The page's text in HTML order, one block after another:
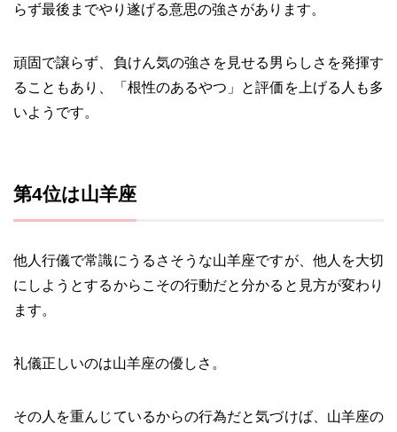
らず最後までやり遂げる意思の強さがあります。
頑固で譲らず、負けん気の強さを見せる男らしさを発揮す
ることもあり、「根性のあるやつ」と評価を上げる人も多
いようです。
第4位は山羊座
他人行儀で常識にうるさそうな山羊座ですが、他人を大切
にしようとするからこその行動だと分かると見方が変わり
ます。
礼儀正しいのは山羊座の優しさ。
その人を重んじているからの行為だと気づけば、山羊座の